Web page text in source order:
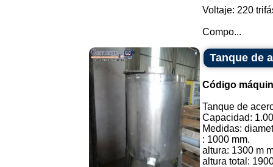
Voltaje: 220
Compo...
Tanque de
Código
Tanque de
Capacidad:
Medidas:
: 1000 mm.
altura: 1300 m
altura total: